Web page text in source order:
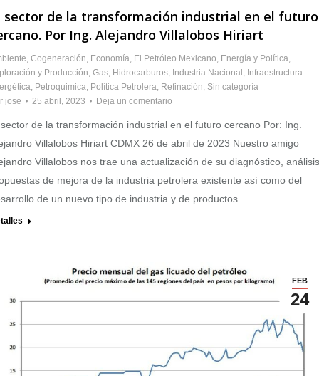
sector de la transformación industrial en el futuro
Por Ing. Alejandro Villalobos Hiriart
Cogeneración Economía El Petróleo Mexicano Energía y Política
y Producción Gas Hidrocarburos Industria Nacional Infraestructura
Petroquimica Política Petrolera Refinación Sin categoría
jose 25 abril, 2023 Deja un comentario
de la transformación industrial en el futuro cercano Por: Ing.
Villalobos Hiriart CDMX 26 de abril de 2023 Nuestro amigo
Villalobos nos trae una actualización de su diagnóstico,
de mejora de la industria petrolera existente así como del
de un nuevo tipo de industria y de productos…
FEB
24